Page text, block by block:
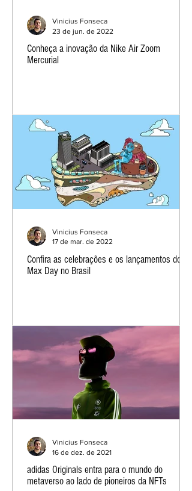
Conheça a inovação da Nike Air Zoom
Mercurial
Vinicius Fonseca
23 de jun. de 2022
Confira as celebrações e os lançamentos do Air
Max Day no Brasil
Vinicius Fonseca
17 de mar. de 2022
adidas Originals entra para o mundo do
metaverso ao lado de pioneiros da NFTs
Vinicius Fonseca
16 de dez. de 2021